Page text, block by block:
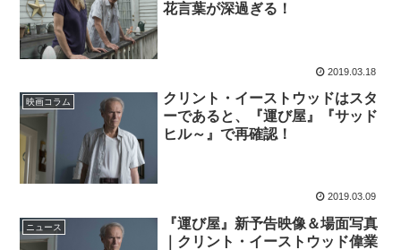
花言葉が深過ぎる！
2019.03.18
映画コラム
クリント・イーストウッドはスタ
ーであると、『運び屋』『サッド
ヒル～』で再確認！
2019.03.09
ニュース
『運び屋』新予告映像＆場面写真
｜クリント・イーストウッド偉業